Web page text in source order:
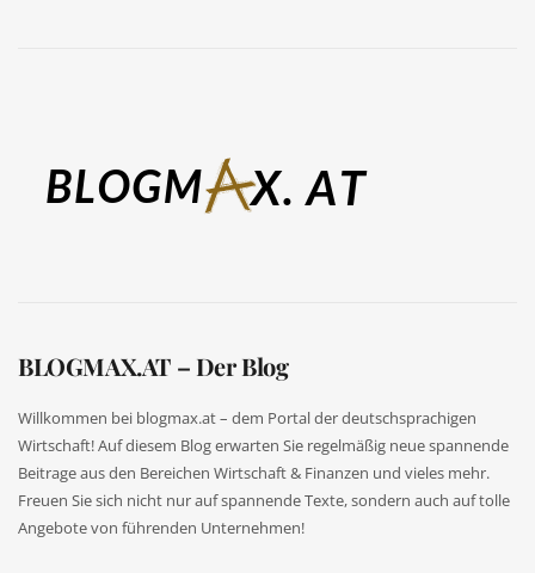
BLOGMAX.AT – Der Blog
Willkommen bei blogmax.at – dem Portal der deutschsprachigen
Wirtschaft! Auf diesem Blog erwarten Sie regelmäßig neue spannende
Beitrage aus den Bereichen Wirtschaft & Finanzen und vieles mehr.
Freuen Sie sich nicht nur auf spannende Texte, sondern auch auf tolle
Angebote von führenden Unternehmen!